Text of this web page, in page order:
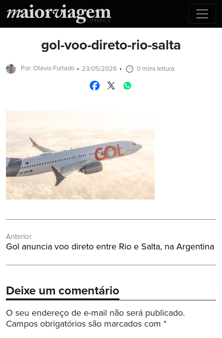
gol-voo-direto-rio-salta
Por: Otavio Furtado 23/05/2026 0 mins leitura
de
Anterior
Post
Gol anuncia voo direto entre Rio e Salta, na Argentina
Deixe um comentário
O seu endereço de e-mail não será publicado.
Campos obrigatórios são marcados com *